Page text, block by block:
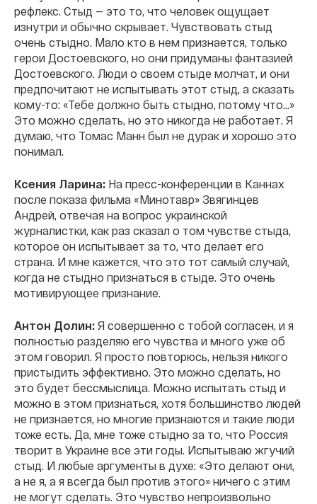
рефлекс. Стыд — это то, что человек ощущает
изнутри и обычно скрывает. Чувствовать стыд
очень стыдно. Мало кто в нем признается, только
герои Достоевского, но они придуманы фантазией
Достоевского. Люди о своем стыде молчат, и они
предпочитают не испытывать этот стыд, а сказать
кому-то: «Тебе должно быть стыдно, потому что…»
Это можно сделать, но это никогда не работает. Я
думаю, что Томас Манн был не дурак и хорошо это
понимал.
Ксения Ларина: На пресс-конференции в Каннах
после показа фильма «Минотавр» Звягинцев
Андрей, отвечая на вопрос украинской
журналистки, как раз сказал о том чувстве стыда,
которое он испытывает за то, что делает его
страна. И мне кажется, что это тот самый случай,
когда не стыдно признаться в стыде. Это очень
мотивирующее признание.
Антон Долин: Я совершенно с тобой согласен, и я
полностью разделяю его чувства и много уже об
этом говорил. Я просто повторюсь, нельзя никого
пристыдить эффективно. Это можно сделать, но
это будет бессмыслица. Можно испытать стыд и
можно в этом признаться, хотя большинство людей
не признается, но многие признаются и такие люди
тоже есть. Да, мне тоже стыдно за то, что Россия
творит в Украине все эти годы. Испытываю жгучий
стыд. И любые аргументы в духе: «Это делают они,
а не я, а я всегда был против этого» ничего с этим
не могут сделать. Это чувство непроизвольно